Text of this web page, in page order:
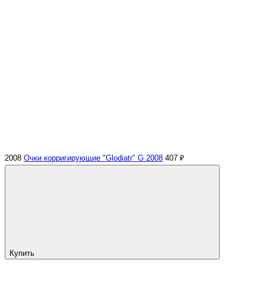
2008 Очки корригирующие "Glodiatr" G 2008 407 ₽
Купить